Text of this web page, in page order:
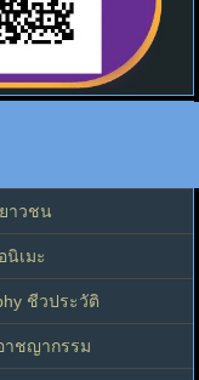
าวชน
นิเมะ
ชีวประวัติ
าชญากรรม